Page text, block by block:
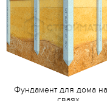
Фундамент для дома